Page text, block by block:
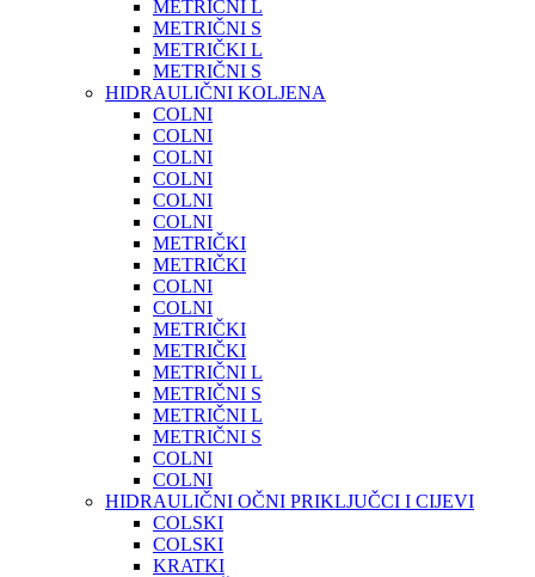
METRIČNI L
METRIČNI S
METRIČKI L
METRIČNI S
HIDRAULIČNI KOLJENA
COLNI
COLNI
COLNI
COLNI
COLNI
COLNI
METRIČKI
METRIČKI
COLNI
COLNI
METRIČKI
METRIČKI
METRIČNI L
METRIČNI S
METRIČNI L
METRIČNI S
COLNI
COLNI
HIDRAULIČNI OČNI PRIKLJUČCI I CIJEVI
COLSKI
COLSKI
KRATKI